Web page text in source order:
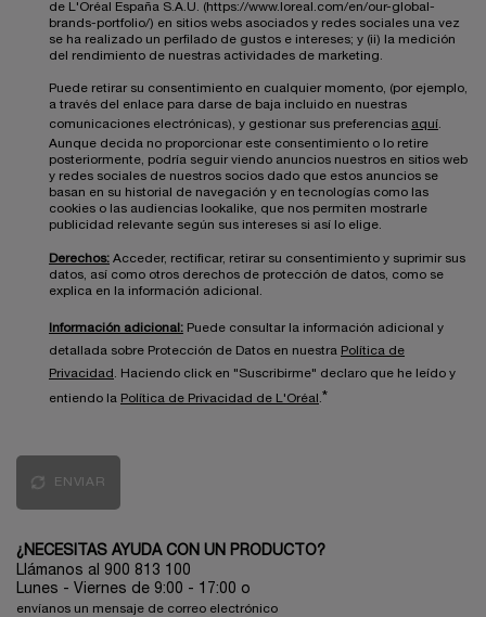
de L'Oréal España S.A.U. (https://www.loreal.com/en/our-global-
brands-portfolio/) en sitios webs asociados y redes sociales una vez
se ha realizado un perfilado de gustos e intereses; y (ii) la medición
del rendimiento de nuestras actividades de marketing.
Puede retirar su consentimiento en cualquier momento, (por ejemplo,
a través del enlace para darse de baja incluido en nuestras
comunicaciones electrónicas), y gestionar sus preferencias aquí
Aunque decida no proporcionar este consentimiento o lo retire
posteriormente, podría seguir viendo anuncios nuestros en sitios web
y redes sociales de nuestros socios dado que estos anuncios se
basan en su historial de navegación y en tecnologías como las
cookies o las audiencias lookalike, que nos permiten mostrarle
publicidad relevante según sus intereses si así lo elige.
Derechos: Acceder, rectificar, retirar su consentimiento y suprimir sus
datos, así como otros derechos de protección de datos, como se
explica en la información adicional.
Información adicional: Puede consultar la información adicional y
detallada sobre Protección de Datos en nuestra Política de
Privacidad
. Haciendo click en "Suscribirme" declaro que he leído y
entiendo la Política de Privacidad de L'Oréal *
ENVIAR
¿NECESITAS AYUDA CON UN PRODUCTO?
Llámanos al 900 813 100
Lunes - Viernes de 9:00 - 17:00 o
envíanos un mensaje de correo electrónico